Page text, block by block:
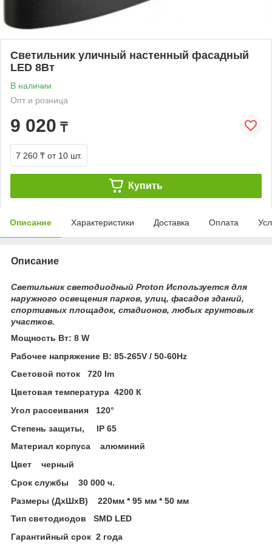
Светильник уличный настенный фасадный
LED 8Вт
В наличии
Опт и розница
9 020 ₸
7 260 ₸ от 10 шт.
Купить
Описание Характеристики Доставка Оплата
Описание
Светильник светодиодный Proton Используется для
наружного освещения парков, улиц, фасадов зданий,
спортивных площадок, стадионов, любых грунтовых
участков.
Мощность Вт: 8 W
Рабочее напряжение В: 85-265V / 50-60Hz
Световой поток 720 Im
Цветовая температура 4200 К
Угол рассеивания 120°
Степень защиты, IP 65
Материал корпуса алюминий
Цвет черный
Срок службы 30 000 ч.
Размеры (ДхШхВ) 220мм * 95 мм * 50 мм
Тип светодиодов SMD LED
Гарантийный срок 2 года